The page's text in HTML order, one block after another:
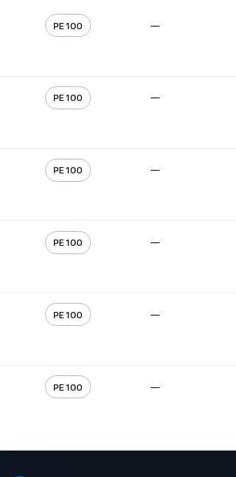
PE 100 —
PE 100 —
PE 100 —
PE 100 —
PE 100 —
PE 100 —